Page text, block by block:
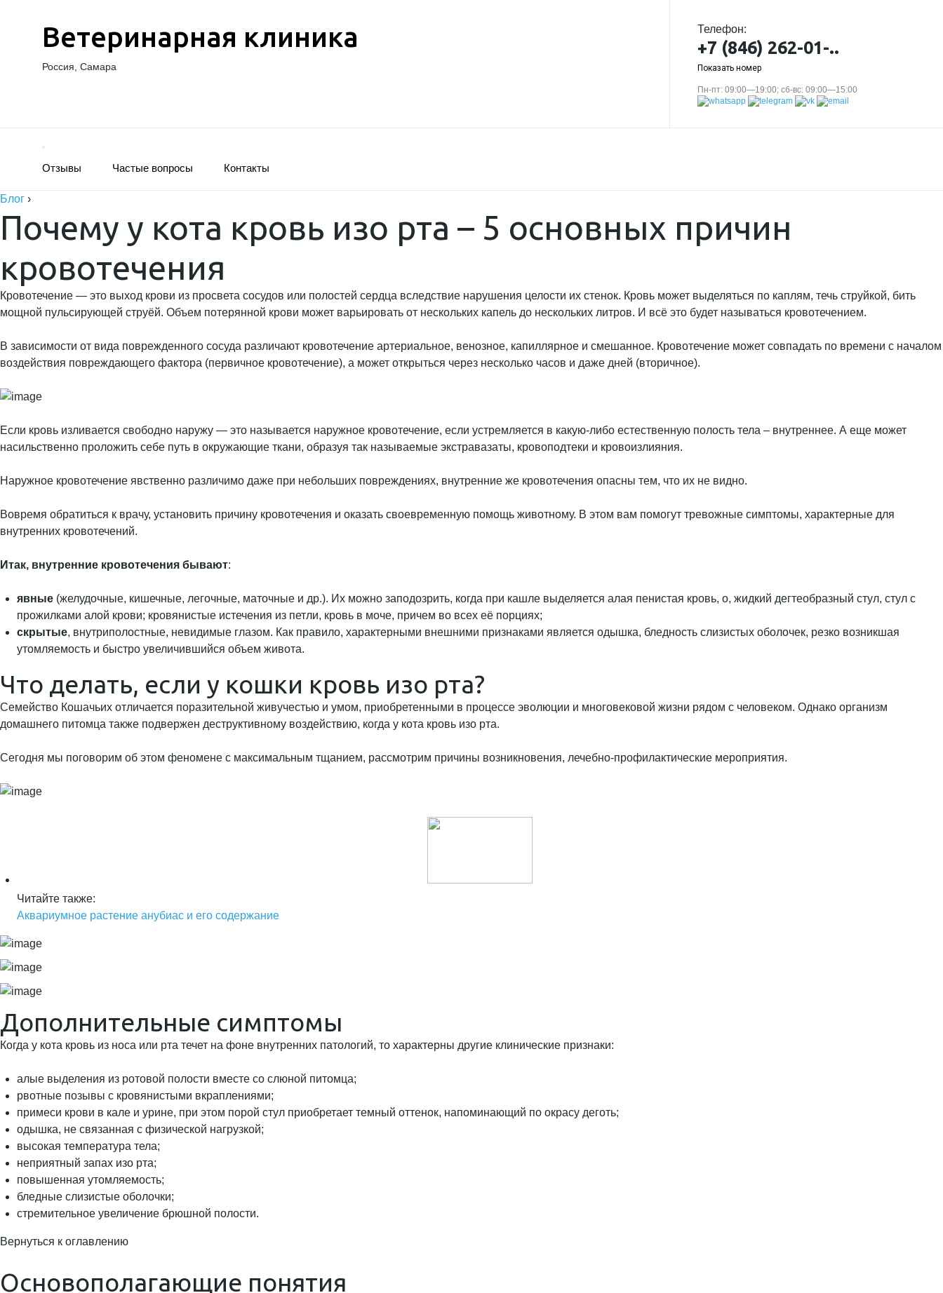
Ветеринарная клиника
Россия, Самара
Телефон:
+7 (846) 262-01-..
Показать номер
Пн-пт: 09:00—19:00; сб-вс: 09:00—15:00
Отзывы Частые вопросы Контакты
Блог ›
Почему у кота кровь изо рта – 5 основных причин
кровотечения
Кровотечение — это выход крови из просвета сосудов или полостей сердца вследствие нарушения целости их стенок. Кровь может выделяться по каплям, течь струйкой, бить
мощной пульсирующей струёй. Объем потерянной крови может варьировать от нескольких капель до нескольких литров. И всё это будет называться кровотечением.
В зависимости от вида поврежденного сосуда различают кровотечение артериальное, венозное, капиллярное и смешанное. Кровотечение может совпадать по времени с началом
воздействия повреждающего фактора (первичное кровотечение), а может открыться через несколько часов и даже дней (вторичное).
Если кровь изливается свободно наружу — это называется наружное кровотечение, если устремляется в какую-либо естественную полость тела – внутреннее. А еще может
насильственно проложить себе путь в окружающие ткани, образуя так называемые экстравазаты, кровоподтеки и кровоизлияния.
Наружное кровотечение явственно различимо даже при небольших повреждениях, внутренние же кровотечения опасны тем, что их не видно.
Вовремя обратиться к врачу, установить причину кровотечения и оказать своевременную помощь животному. В этом вам помогут тревожные симптомы, характерные для
внутренних кровотечений.
Итак, внутренние кровотечения бывают:
явные (желудочные, кишечные, легочные, маточные и др.). Их можно заподозрить, когда при кашле выделяется алая пенистая кровь, о, жидкий дегтеобразный стул, стул с
прожилками алой крови; кровянистые истечения из петли, кровь в моче, причем во всех её порциях;
скрытые, внутриполостные, невидимые глазом. Как правило, характерными внешними признаками является одышка, бледность слизистых оболочек, резко возникшая
утомляемость и быстро увеличившийся объем живота.
Что делать, если у кошки кровь изо рта?
Семейство Кошачьих отличается поразительной живучестью и умом, приобретенными в процессе эволюции и многовековой жизни рядом с человеком. Однако организм
домашнего питомца также подвержен деструктивному воздействию, когда у кота кровь изо рта.
Сегодня мы поговорим об этом феномене с максимальным тщанием, рассмотрим причины возникновения, лечебно-профилактические мероприятия.
Читайте также:
Аквариумное растение анубиас и его содержание
Дополнительные симптомы
Когда у кота кровь из носа или рта течет на фоне внутренних патологий, то характерны другие клинические признаки:
алые выделения из ротовой полости вместе со слюной питомца;
рвотные позывы с кровянистыми вкраплениями;
примеси крови в кале и урине, при этом порой стул приобретает темный оттенок, напоминающий по окрасу деготь;
одышка, не связанная с физической нагрузкой;
высокая температура тела;
неприятный запах изо рта;
повышенная утомляемость;
бледные слизистые оболочки;
стремительное увеличение брюшной полости.
Вернуться к оглавлению
Основополагающие понятия